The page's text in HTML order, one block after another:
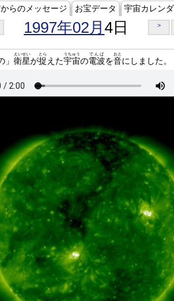
らのメッセージ お宝データ 宇宙カレン
1997年02月 4日 >
衛星
えいせい
が捉
とら
えた宇宙
うちゅう
の電波
でんぱ
を音
おと
にしました。